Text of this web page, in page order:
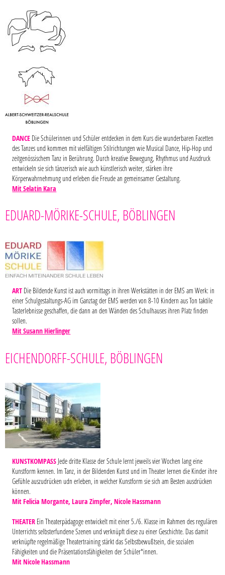
DANCE Die Schülerinnen und Schüler entdecken in dem Kurs die wunderbaren Facetten
des Tanzes und kommen mit vielfältigen Stilrichtungen wie Musical Dance, Hip-Hop und
zeitgenössischem Tanz in Berührung. Durch kreative Bewegung, Rhythmus und Ausdruck
entwickeln sie sich tänzerisch wie auch künstlerisch weiter, stärken ihre
Körperwahrnehmung und erleben die Freude an gemeinsamer Gestaltung.
Mit Selatin Kara
EDUARD-MÖRIKE-SCHULE, BÖBLINGEN
ART Die Bildende Kunst ist auch vormittags in ihren Werkstätten in der EMS am Werk: in
einer Schulgestaltungs-AG im Ganztag der EMS werden von 8-10 Kindern aus Ton taktile
Tasterlebnisse geschaffen, die dann an den Wänden des Schulhauses ihren Platz finden
sollen.
Mit Susann Hierlinger
EICHENDORFF-SCHULE, BÖBLINGEN
KUNSTKOMPASS Jede dritte Klasse der Schule lernt jeweils vier Wochen lang eine
Kunstform kennen. Im Tanz, in der Bildenden Kunst und im Theater lernen die Kinder ihre
Gefühle auszudrücken udn erleben, in welcher Kunstform sie sich am Besten ausdrücken
können.
Mit Felicia Morgante, Laura Zimpfer, Nicole Hassmann
THEATER Ein Theaterpädagoge entwickelt mit einer 5./6. Klasse im Rahmen des regulären
Unterrichts selbsterfundene Szenen und verknüpft diese zu einer Geschichte. Das damit
verknüpfte regelmäßige Theatertraining stärkt das Selbstbewußtsein, die sozialen
Fähigkeiten und die Präsentationsfähigkeiten der Schüler*innen.
Mit Nicole Hassmann